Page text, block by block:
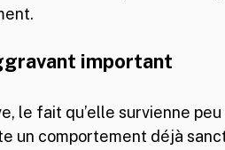
important
le fait qu’elle survienne
un comportement déjà